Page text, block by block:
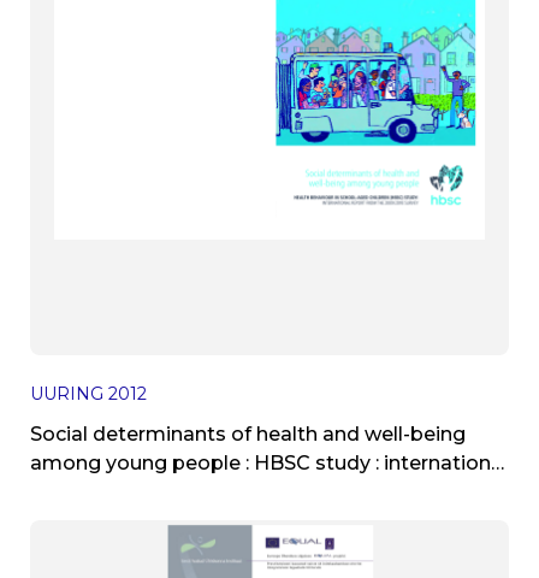
UURING 2012
Social determinants of health and well-being
among young people : HBSC study : international